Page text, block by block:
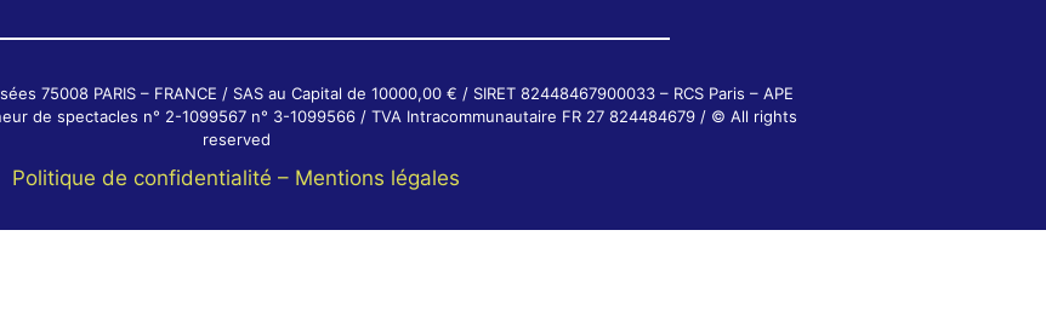
75008 PARIS – FRANCE / SAS au Capital de 10000,00 € / SIRET 82448467900033 – RCS Paris – APE
de spectacles n° 2-1099567 n° 3-1099566 / TVA Intracommunautaire FR 27 824484679 / © All rights
reserved
Politique de confidentialité – Mentions légales